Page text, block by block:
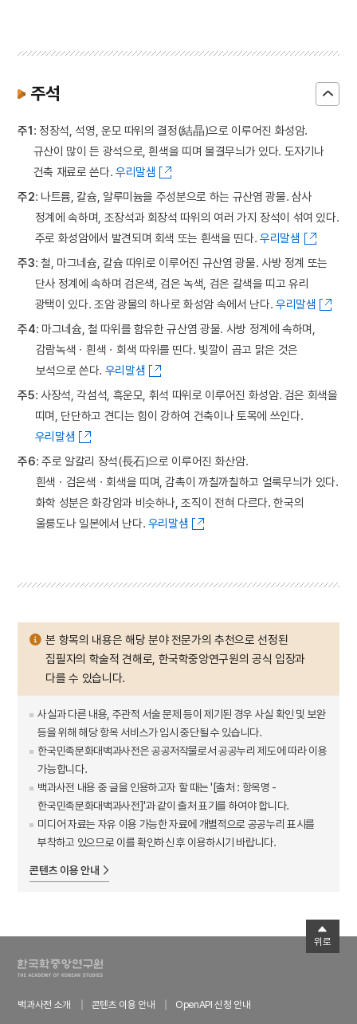
주석
주1: 정장석, 석영, 운모 따위의 결정(結晶)으로 이루어진 화성암.
규산이 많이 든 광석으로, 흰색을 띠며 물결무늬가 있다. 도자기나
건축 재료로 쓴다. 우리말샘
주2: 나트륨, 칼슘, 알루미늄을 주성분으로 하는 규산염 광물. 삼사
정계에 속하며, 조장석과 회장석 따위의 여러 가지 장석이 섞여 있다.
주로 화성암에서 발견되며 회색 또는 흰색을 띤다. 우리말샘
주3: 철, 마그네슘, 칼슘 따위로 이루어진 규산염 광물. 사방 정계 또는
단사 정계에 속하며 검은색, 검은 녹색, 검은 갈색을 띠고 유리
광택이 있다. 조암 광물의 하나로 화성암 속에서 난다. 우리말샘
주4: 마그네슘, 철 따위를 함유한 규산염 광물. 사방 정계에 속하며,
감람녹색ㆍ흰색ㆍ회색 따위를 띤다. 빛깔이 곱고 맑은 것은
보석으로 쓴다. 우리말샘
주5: 사장석, 각섬석, 흑운모, 휘석 따위로 이루어진 화성암. 검은 회색을
띠며, 단단하고 견디는 힘이 강하여 건축이나 토목에 쓰인다.
우리말샘
주6: 주로 알칼리 장석(長石)으로 이루어진 화산암.
흰색ㆍ검은색ㆍ회색을 띠며, 감촉이 까칠까칠하고 얼룩무늬가 있다.
화학 성분은 화강암과 비슷하나, 조직이 전혀 다르다. 한국의
울릉도나 일본에서 난다. 우리말샘
본 항목의 내용은 해당 분야 전문가의 추천으로 선정된
집필자의 학술적 견해로, 한국학중앙연구원의 공식 입장과
다를 수 있습니다.
사실과 다른 내용, 주관적 서술 문제 등이 제기된 경우 사실 확인 및 보완
등을 위해 해당 항목 서비스가 임시 중단될 수 있습니다.
한국민족문화대백과사전은 공공저작물로서 공공누리 제도에 따라 이용
가능합니다.
백과사전 내용 중 글을 인용하고자 할 때는 '[출처 : 항목명 -
한국민족문화대백과사전]'과 같이 출처 표기를 하여야 합니다.
미디어 자료는 자유 이용 가능한 자료에 개별적으로 공공누리 표시를
부착하고 있으므로 이를 확인하신 후 이용하시기 바랍니다.
콘텐츠 이용 안내
백과사전 소개 콘텐츠 이용 안내
OpenAPI 신청 안내
위로